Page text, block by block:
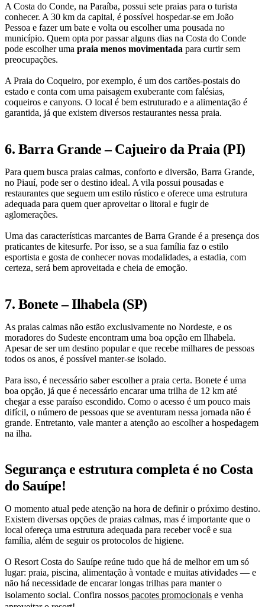
A Costa do Conde, na Paraíba, possui sete praias para o turista
conhecer. A 30 km da capital, é possível hospedar-se em João
Pessoa e fazer um bate e volta ou escolher uma pousada no
município. Quem opta por passar alguns dias na Costa do Conde
pode escolher uma praia menos movimentada para curtir sem
preocupações.
A Praia do Coqueiro, por exemplo, é um dos cartões-postais do
estado e conta com uma paisagem exuberante com falésias,
coqueiros e canyons. O local é bem estruturado e a alimentação é
garantida, já que existem diversos restaurantes nessa praia.
6. Barra Grande – Cajueiro da Praia (PI)
Para quem busca praias calmas, conforto e diversão, Barra Grande,
no Piauí, pode ser o destino ideal. A vila possui pousadas e
restaurantes que seguem um estilo rústico e oferece uma estrutura
adequada para quem quer aproveitar o litoral e fugir de
aglomerações.
Uma das características marcantes de Barra Grande é a presença dos
praticantes de kitesurfe. Por isso, se a sua família faz o estilo
esportista e gosta de conhecer novas modalidades, a estadia, com
certeza, será bem aproveitada e cheia de emoção.
7. Bonete – Ilhabela (SP)
As praias calmas não estão exclusivamente no Nordeste, e os
moradores do Sudeste encontram uma boa opção em Ilhabela.
Apesar de ser um destino popular e que recebe milhares de pessoas
todos os anos, é possível manter-se isolado.
Para isso, é necessário saber escolher a praia certa. Bonete é uma
boa opção, já que é necessário encarar uma trilha de 12 km até
chegar a esse paraíso escondido. Como o acesso é um pouco mais
difícil, o número de pessoas que se aventuram nessa jornada não é
grande. Entretanto, vale manter a atenção ao escolher a hospedagem
na ilha.
Segurança e estrutura completa é no Costa
do Sauípe!
O momento atual pede atenção na hora de definir o próximo destino.
Existem diversas opções de praias calmas, mas é importante que o
local ofereça uma estrutura adequada para receber você e sua
família, além de seguir os protocolos de higiene.
O Resort Costa do Sauípe reúne tudo que há de melhor em um só
lugar: praia, piscina, alimentação à vontade e muitas atividades — e
não há necessidade de encarar longas trilhas para manter o
isolamento social. Confira nossos pacotes promocionais e venha